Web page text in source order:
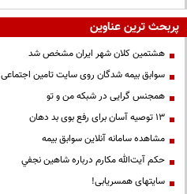
پربحث ترین عناوین
هشتمین کلان شهر ایران مشخص شد
سوابق بیمه شدگان روی سایت تامین اجتماعی
همجنس گرایی در شبکه من و تو
13 توصیه آسان برای رفع بوی بد دهان
مشاهده سامانه آنلاين سوابق بیمه
حكم آيت‌الله مكارم درباره شاهين نجفي
سایتهای همسریابی!